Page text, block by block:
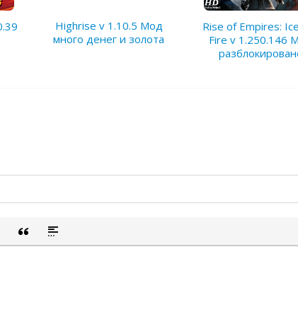
Highrise v 1.10.5 Мод
много денег и золота
Rise of Empires:
Fire v 1.250.146
скрытого текста
Вставка цитаты
Вставка спойлера